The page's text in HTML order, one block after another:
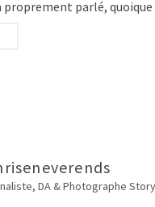
proprement parlé,
DA & Photographe